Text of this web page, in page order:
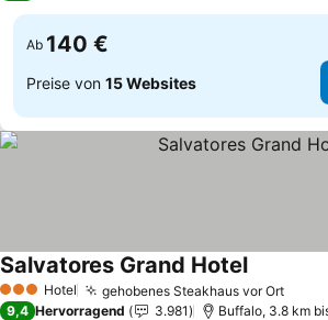
Ab 140 €
Preise von 15 Websites
3 SterneHotel gehobenes Steakhaus vor Ort
Salvatores Grand HotelPreise
9,4 Hervorragend 3.981 Buffalo, 3.8 km